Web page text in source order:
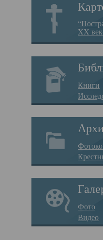
XX
Книги
Фото
Видео